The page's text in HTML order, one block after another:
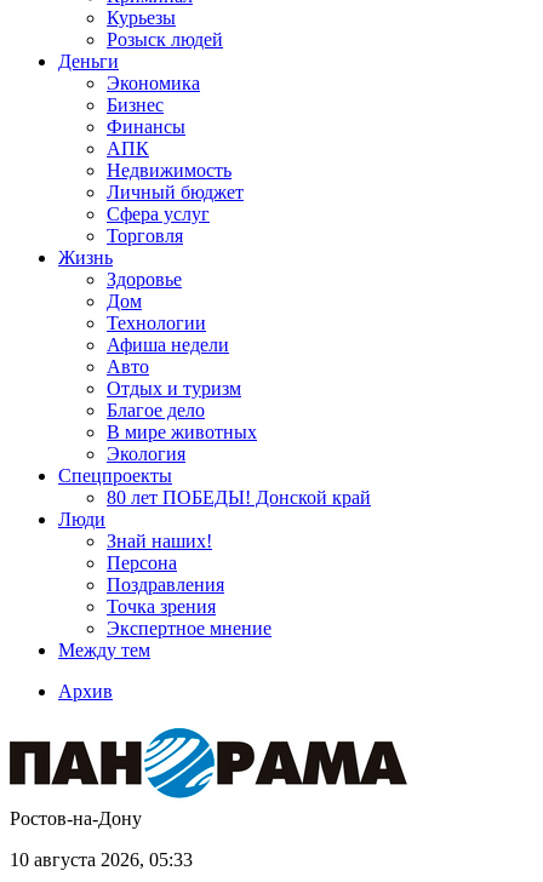
Курьезы
Розыск людей
Деньги
Экономика
Бизнес
Финансы
АПК
Недвижимость
Личный бюджет
Сфера услуг
Торговля
Жизнь
Здоровье
Дом
Технологии
Афиша недели
Авто
Отдых и туризм
Благое дело
В мире животных
Экология
Спецпроекты
80 лет ПОБЕДЫ! Донской край
Люди
Знай наших!
Персона
Поздравления
Точка зрения
Экспертное мнение
Между тем
Архив
Ростов-на-Дону
10 августа 2026, 05:33